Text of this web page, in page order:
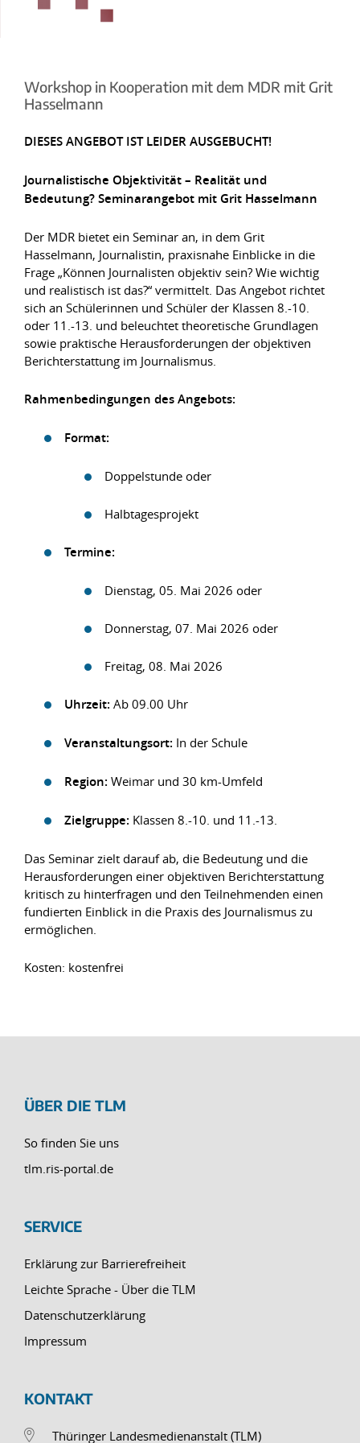
Workshop in Kooperation mit dem MDR mit Grit
Hasselmann
DIESES ANGEBOT IST LEIDER AUSGEBUCHT!
Journalistische Objektivität – Realität und
Bedeutung? Seminarangebot mit Grit Hasselmann
Der MDR bietet ein Seminar an, in dem Grit
Hasselmann, Journalistin, praxisnahe Einblicke in die
Frage „Können Journalisten objektiv sein? Wie wichtig
und realistisch ist das?“ vermittelt. Das Angebot richtet
sich an Schülerinnen und Schüler der Klassen 8.-10.
oder 11.-13. und beleuchtet theoretische Grundlagen
sowie praktische Herausforderungen der objektiven
Berichterstattung im Journalismus.
Rahmenbedingungen des Angebots:
Format:
Doppelstunde oder
Halbtagesprojekt
Termine:
Dienstag, 05. Mai 2026 oder
Donnerstag, 07. Mai 2026 oder
Freitag, 08. Mai 2026
Uhrzeit: Ab 09.00 Uhr
Veranstaltungsort: In der Schule
Region: Weimar und 30 km-Umfeld
Zielgruppe: Klassen 8.-10. und 11.-13.
Das Seminar zielt darauf ab, die Bedeutung und die
Herausforderungen einer objektiven Berichterstattung
kritisch zu hinterfragen und den Teilnehmenden einen
fundierten Einblick in die Praxis des Journalismus zu
ermöglichen.
Kosten: kostenfrei
ÜBER DIE TLM
So finden Sie uns
tlm.ris-portal.de
SERVICE
Erklärung zur Barrierefreiheit
Leichte Sprache - Über die TLM
Datenschutzerklärung
Impressum
KONTAKT
Thüringer Landesmedienanstalt (TLM)